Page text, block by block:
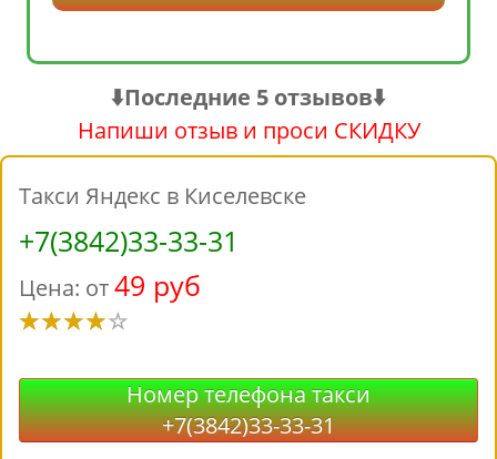
⬇️Последние 5 отзывов⬇️
Напиши отзыв и проси СКИДКУ
Такси Яндекс в Киселевске
+7(3842)33-33-31
Цена: от49 руб
Номер телефона такси
+7(3842)33-33-31